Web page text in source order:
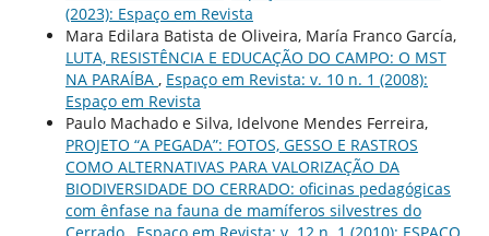
(2023): Espaço em Revista
Mara Edilara Batista de Oliveira, María Franco García,
LUTA, RESISTÊNCIA E EDUCAÇÃO DO CAMPO: O MST
NA PARAÍBA , Espaço em Revista: v. 10 n. 1 (2008):
Espaço em Revista
Paulo Machado e Silva, Idelvone Mendes Ferreira,
PROJETO “A PEGADA”: FOTOS, GESSO E RASTROS
COMO ALTERNATIVAS PARA VALORIZAÇÃO DA
BIODIVERSIDADE DO CERRADO: oficinas pedagógicas
com ênfase na fauna de mamíferos silvestres do